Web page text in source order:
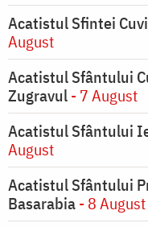
Acatistul Sfintei
August
Acatistul Sfântului
Zugravul- 7 August
Acatistul Sfântului
August
Acatistul Sfântului
Basarabia- 8 August